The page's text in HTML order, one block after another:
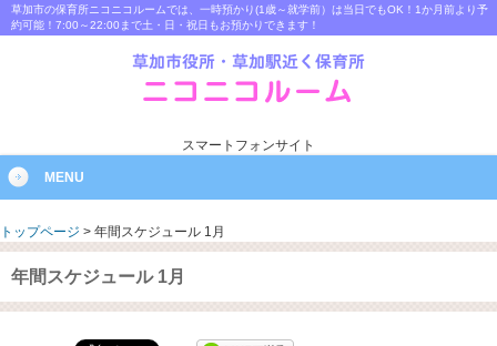
草加市の保育所ニコニコルームでは、一時預かり(1歳～就学前）は当日でもOK！1か月前より予
約可能！7:00～22:00まで土・日・祝日もお預かりできます！
スマートフォンサイト
MENU
トップページ > 年間スケジュール 1月
年間スケジュール 1月